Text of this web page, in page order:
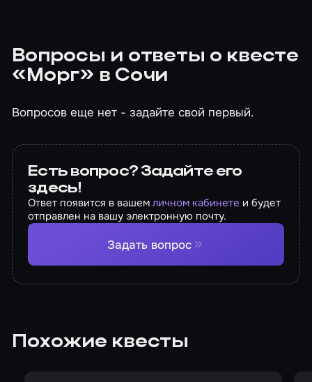
Вопросы и ответы о квесте
«Морг» в Сочи
Вопросов еще нет - задайте свой первый.
Есть вопрос? Задайте его
здесь!
Ответ появится в вашемличном кабинете и будет
отправлен на вашу электронную почту.
Задать вопрос
Похожие квесты